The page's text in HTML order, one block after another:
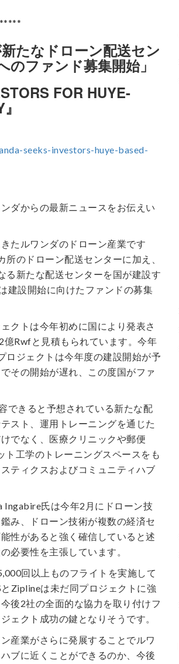
たなドローン配送セン
ファンド募集開始」
FOR HUYE-
seeks-investors-huye-based-
ダからの最新ニュースをお伝えい
たルワンダのドローン産業です
のドローン配送センターに加え、
る新たな配送センターを国が建設す
建設開始に向けたファンドの募集
クトは今年初めに国により発表さ
Rwfと見積もられています。今年
ロジェクトは今年度の建設開始が予
その開始が遅れ、この度国がファ
できると予想されている新たな配
スト、運用トレーニングを通じた
でなく、医療クリニックや郵便
ト工学のトレーニングスペースをも
ティクスおよびコミュニティハブ
Ingabire氏は今年2月にドローン技
み、ドローン技術が複数の経済セ
性があると強く確信していると述
必要性を主張しています。
回以上ものフライトを実施して
Ziplineは未だ同プロジェクトに強
後2社の全面的な協力を取り付けフ
ェクト成功の鍵となりそうです。
産業がさらに発展することでルワ
ブに近くことができるのか、今後